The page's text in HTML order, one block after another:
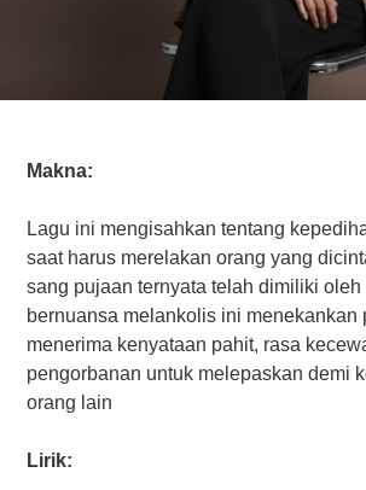
Makna:
Lagu ini mengisahkan tentang
saat harus merelakan orang yang
sang pujaan ternyata telah dimiliki
bernuansa melankolis ini menekankan
menerima kenyataan pahit, rasa
pengorbanan untuk melepaskan demi
orang lain
Lirik: